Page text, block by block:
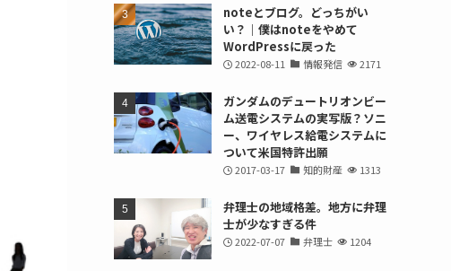
noteとブログ。どっちがい
い？｜僕はnoteをやめて
WordPressに戻った
2022-08-11 情報発信 2171
ガンダムのデュートリオンビー
ム送電システムの実写版？ソニ
ー、ワイヤレス給電システムに
ついて米国特許出願
2017-03-17 知的財産 1313
弁理士の地域格差。地方に弁理
士が少なすぎる件
2022-07-07 弁理士 1204